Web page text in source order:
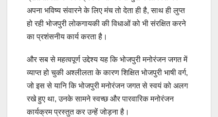
अपना भविष्य संवारने के लिए मंच तो देता ही है, साथ ही लुप्त
हो रही भोजपुरी लोकगायकी की विधाओं को भी संरक्षित करने
का प्रशंसनीय कार्य करता है।
और सब से महत्वपूर्ण उद्देश्य यह कि भोजपुरी मनोरंजन जगत में
व्याप्त हो चुकी अश्लीलता के कारण शिक्षित भोजपुरी भाषी वर्ग,
जो इस से यानि कि भोजपुरी मनोरंजन जगत से स्वयं को अलग
रखे हुए था, उनके सामने स्वच्छ और पारवारिक मनोरंजन
कार्यक्रम प्रस्तुत कर उन्हें जोड़ना है।